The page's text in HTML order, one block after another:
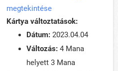
megtekintése
Kártya változtatások:
Dátum: 2023.04.04
Változás: 4 Mana
helyett 3 Mana